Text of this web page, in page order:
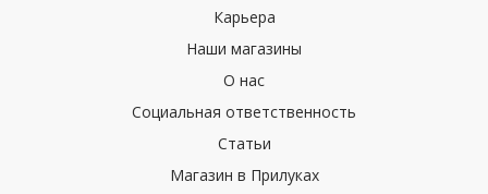
Карьера
Наши магазины
О нас
Социальная ответственность
Статьи
Магазин в Прилуках